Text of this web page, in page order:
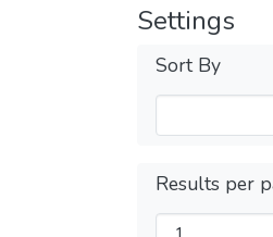
Settings
Sort By
Results per